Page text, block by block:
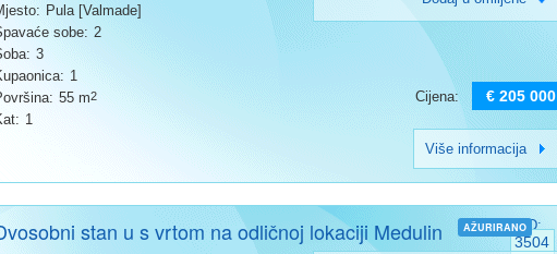
Pula [Valmade]
sobe: 2
3
1
55 m2
1
Cijena: € 205 000
Više informacija
stan u s vrtom na odličnoj lokaciji Medulin AŽURIRANOID:
3504